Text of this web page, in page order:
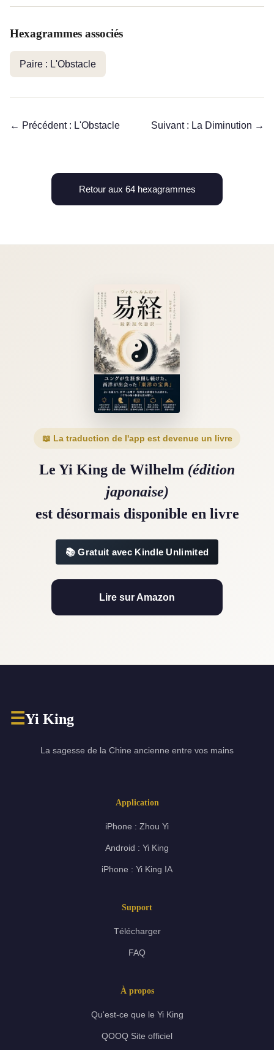
Hexagrammes associés
Paire : L'Obstacle
← Précédent : L'Obstacle Suivant : La Diminution →
Retour aux 64 hexagrammes
📖 La traduction de l'app est devenue un livre
Le Yi King de Wilhelm (édition
japonaise)
est désormais disponible en livre
Gratuit avec Kindle Unlimited
Lire sur Amazon
☰Yi King
La sagesse de la Chine ancienne entre vos mains
Application
iPhone : Zhou Yi
Android : Yi King
iPhone : Yi King IA
Support
Télécharger
FAQ
À propos
Qu'est-ce que le Yi King
QOOQ Site officiel